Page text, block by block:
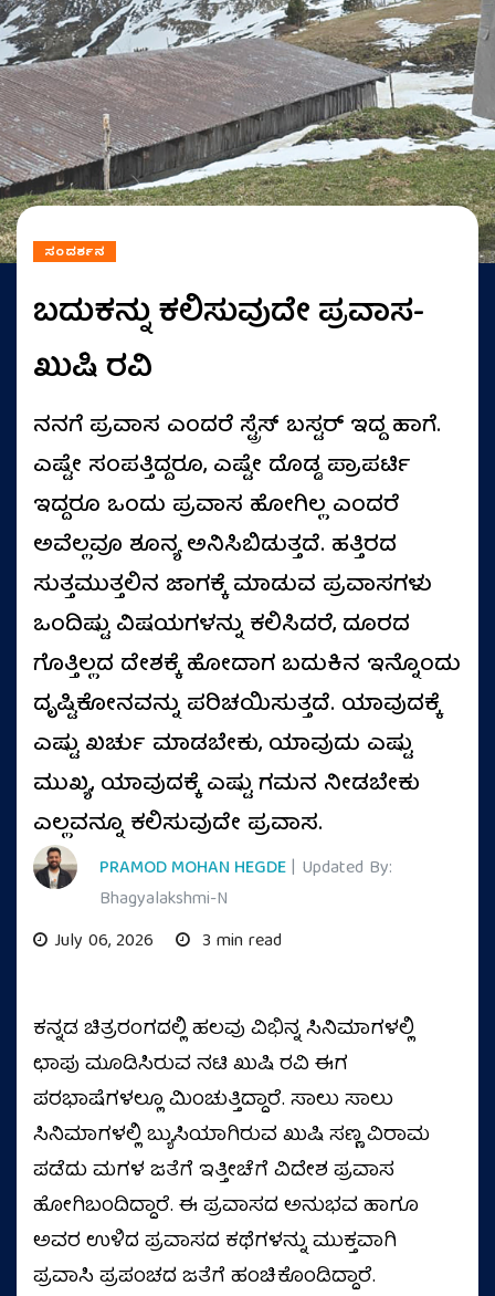
ಸಂದರ್ಶನ
ಬದುಕನ್ನು ಕಲಿಸುವುದೇ ಪ್ರವಾಸ-
ಖುಷಿ ರವಿ
ನನಗೆ ಪ್ರವಾಸ ಎಂದರೆ ಸ್ಟ್ರೆಸ್‌ ಬಸ್ಟರ್‌ ಇದ್ದ ಹಾಗೆ.
ಎಷ್ಟೇ ಸಂಪತ್ತಿದ್ದರೂ, ಎಷ್ಟೇ ದೊಡ್ಡ ಪ್ರಾಪರ್ಟಿ
ಇದ್ದರೂ ಒಂದು ಪ್ರವಾಸ ಹೋಗಿಲ್ಲ ಎಂದರೆ
ಅವೆಲ್ಲವೂ ಶೂನ್ಯ ಅನಿಸಿಬಿಡುತ್ತದೆ. ಹತ್ತಿರದ
ಸುತ್ತಮುತ್ತಲಿನ ಜಾಗಕ್ಕೆ ಮಾಡುವ ಪ್ರವಾಸಗಳು
ಒಂದಿಷ್ಟು ವಿಷಯಗಳನ್ನು ಕಲಿಸಿದರೆ, ದೂರದ
ಗೊತ್ತಿಲ್ಲದ ದೇಶಕ್ಕೆ ಹೋದಾಗ ಬದುಕಿನ ಇನ್ನೊಂದು
ದೃಷ್ಟಿಕೋನವನ್ನು ಪರಿಚಯಿಸುತ್ತದೆ. ಯಾವುದಕ್ಕೆ
ಎಷ್ಟು ಖರ್ಚು ಮಾಡಬೇಕು, ಯಾವುದು ಎಷ್ಟು
ಮುಖ್ಯ, ಯಾವುದಕ್ಕೆ ಎಷ್ಟು ಗಮನ ನೀಡಬೇಕು
ಎಲ್ಲವನ್ನೂ ಕಲಿಸುವುದೇ ಪ್ರವಾಸ.
PRAMOD MOHAN HEGDE| Updated By:
Bhagyalakshmi-N
July 06, 2026
3 min read
ಕನ್ನಡ ಚಿತ್ರರಂಗದಲ್ಲಿ ಹಲವು ವಿಭಿನ್ನ ಸಿನಿಮಾಗಳಲ್ಲಿ
ಛಾಪು ಮೂಡಿಸಿರುವ ನಟಿ ಖುಷಿ ರವಿ ಈಗ
ಪರಭಾಷೆಗಳಲ್ಲೂ ಮಿಂಚುತ್ತಿದ್ದಾರೆ. ಸಾಲು ಸಾಲು
ಸಿನಿಮಾಗಳಲ್ಲಿ ಬ್ಯುಸಿಯಾಗಿರುವ ಖುಷಿ ಸಣ್ಣ ವಿರಾಮ
ಪಡೆದು ಮಗಳ ಜತೆಗೆ ಇತ್ತೀಚೆಗೆ ವಿದೇಶ ಪ್ರವಾಸ
ಹೋಗಿಬಂದಿದ್ದಾರೆ. ಈ ಪ್ರವಾಸದ ಅನುಭವ ಹಾಗೂ
ಅವರ ಉಳಿದ ಪ್ರವಾಸದ ಕಥೆಗಳನ್ನು ಮುಕ್ತವಾಗಿ
ಪ್ರವಾಸಿ ಪ್ರಪಂಚದ ಜತೆಗೆ ಹಂಚಿಕೊಂಡಿದ್ದಾರೆ.